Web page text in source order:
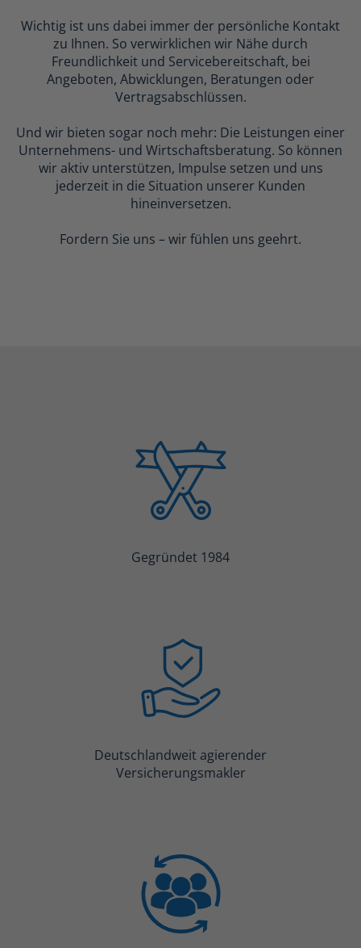
Wichtig ist uns dabei immer der persönliche Kontakt
zu Ihnen. So verwirklichen wir Nähe durch
Freundlichkeit und Servicebereitschaft, bei
Angeboten, Abwicklungen, Beratungen oder
Vertragsabschlüssen.
Und wir bieten sogar noch mehr: Die Leistungen einer
Unternehmens- und Wirtschaftsberatung. So können
wir aktiv unterstützen, Impulse setzen und uns
jederzeit in die Situation unserer Kunden
hineinversetzen.
Fordern Sie uns – wir fühlen uns geehrt.
Gegründet 1984
Deutschlandweit agierender
Versicherungsmakler